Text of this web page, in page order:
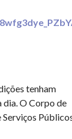
tenham
dia. O Corpo de